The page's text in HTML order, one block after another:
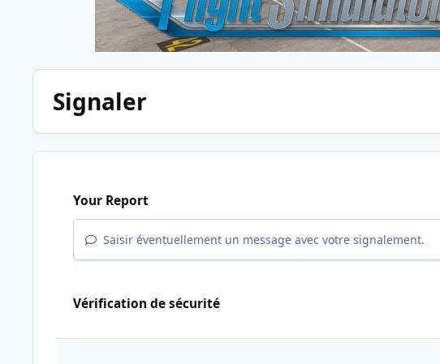
Signaler
Your Report
Saisir éventuellement un message avec votre signalement.
Vérification de sécurité